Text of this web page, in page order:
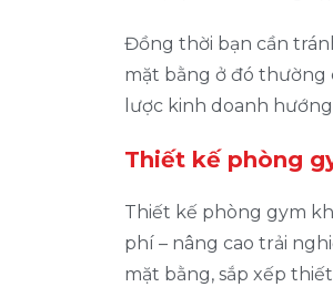
Đồng thời bạn cần
mặt bằng ở đó thường
lược kinh doanh
Thiết kế phòng
Thiết kế phòng gym
phí – nâng cao trải
mặt bằng, sắp xếp